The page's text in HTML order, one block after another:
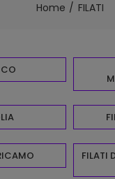
Home FILATI
FILATI